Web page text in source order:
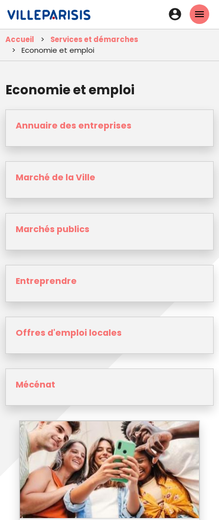
contenu
principal
En-
tête
Accueil
Services et démarches
Economie et emploi
Economie et emploi
Annuaire des entreprises
Marché de la Ville
Marchés publics
Entreprendre
Offres d'emploi locales
Mécénat